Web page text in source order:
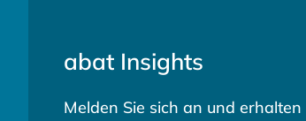
abat Insights
Melden Sie sich an und